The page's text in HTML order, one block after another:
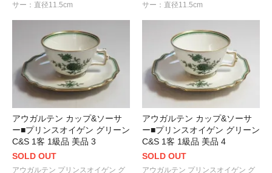
サー：直径11.5cm
サー：直径11.5cm
アウガルテン カップ&ソーサ
ー■プリンスオイゲン グリーン
C&S 1客 1級品 美品 3
SOLD OUT
アウガルテン プリンスオイゲン グ
アウガルテン カップ&ソーサ
ー■プリンスオイゲン グリーン
C&S 1客 1級品 美品 4
SOLD OUT
アウガルテン プリンスオイゲン グ